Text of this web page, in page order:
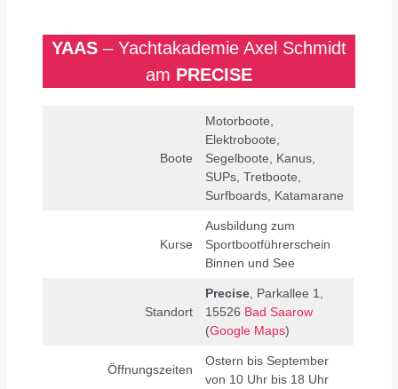
YAAS – Yachtakademie Axel Schmidt
am PRECISE
Boote
Motorboote,
Elektroboote,
Segelboote, Kanus,
SUPs, Tretboote,
Surfboards, Katamarane
Kurse
Ausbildung zum
Sportbootführerschein
Binnen und See
Standort
Precise , Parkallee 1,
15526 Bad Saarow
(Google Maps)
Öffnungszeiten
Ostern bis September
von 10 Uhr bis 18 Uhr